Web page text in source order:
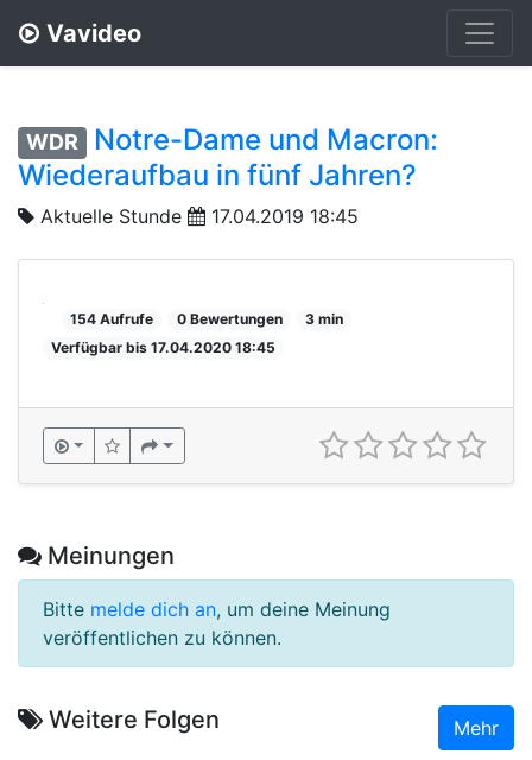
Vavideo
WDR
Notre-Dame und Macron:
Wiederaufbau in fünf Jahren?
Aktuelle Stunde 17.04.2019 18:45
154 Aufrufe 0 Bewertungen
3 min
Verfügbar bis 17.04.2020 18:45
Meinungen
Bitte melde dich an, um deine Meinung
veröffentlichen zu können.
Weitere Folgen Mehr